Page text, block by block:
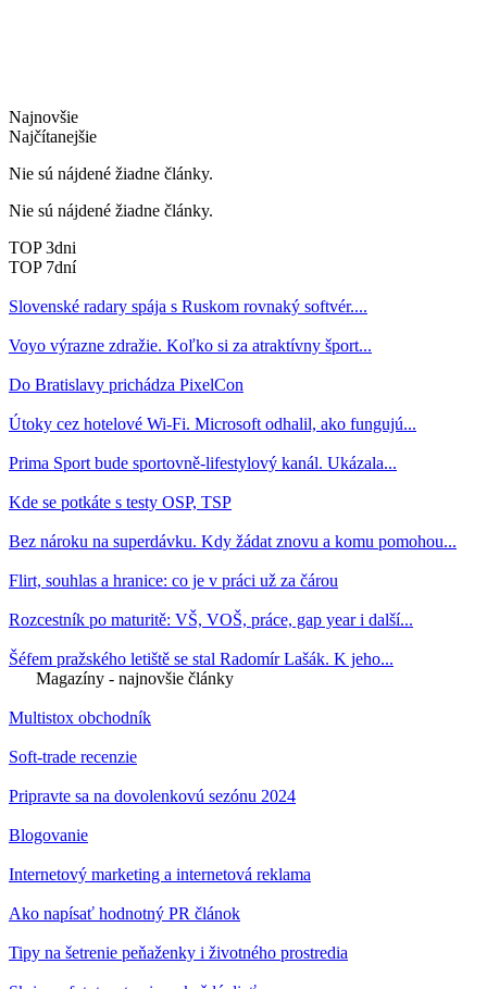
Najnovšie
Najčítanejšie
Nie sú nájdené žiadne články.
Nie sú nájdené žiadne články.
TOP 3dni
TOP 7dní
Slovenské radary spája s Ruskom rovnaký softvér....
Voyo výrazne zdražie. Koľko si za atraktívny šport...
Do Bratislavy prichádza PixelCon
Útoky cez hotelové Wi-Fi. Microsoft odhalil, ako fungujú...
Prima Sport bude sportovně-lifestylový kanál. Ukázala...
Kde se potkáte s testy OSP, TSP
Bez nároku na superdávku. Kdy žádat znovu a komu pomohou...
Flirt, souhlas a hranice: co je v práci už za čárou
Rozcestník po maturitě: VŠ, VOŠ, práce, gap year i další...
Šéfem pražského letiště se stal Radomír Lašák. K jeho...
Magazíny - najnovšie články
Multistox obchodník
Soft-trade recenzie
Pripravte sa na dovolenkovú sezónu 2024
Blogovanie
Internetový marketing a internetová reklama
Ako napísať hodnotný PR článok
Tipy na šetrenie peňaženky i životného prostredia